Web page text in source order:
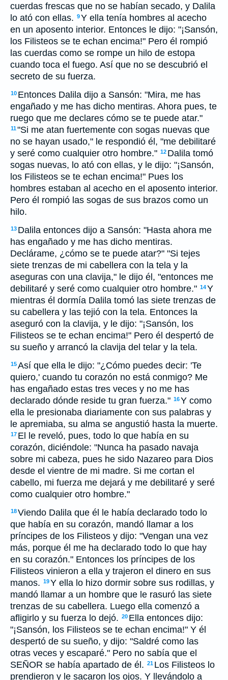
cuerdas frescas que no se habían secado, y Dalila
lo ató con ellas. 9Y ella tenía hombres al acecho
en un aposento interior. Entonces le dijo: "¡Sansón,
los Filisteos se te echan encima!" Pero él rompió
las cuerdas como se rompe un hilo de estopa
cuando toca el fuego. Así que no se descubrió el
secreto de su fuerza.
10 Entonces Dalila dijo a Sansón: "Mira, me has
engañado y me has dicho mentiras. Ahora pues, te
ruego que me declares cómo se te puede atar."
11"Si me atan fuertemente con sogas nuevas que
no se hayan usado," le respondió él, "me debilitaré
y seré como cualquier otro hombre." 12 Dalila tomó
sogas nuevas, lo ató con ellas, y le dijo: "¡Sansón,
los Filisteos se te echan encima!" Pues los
hombres estaban al acecho en el aposento interior.
Pero él rompió las sogas de sus brazos como un
hilo.
13 Dalila entonces dijo a Sansón: "Hasta ahora me
has engañado y me has dicho mentiras.
Declárame, ¿cómo se te puede atar?" "Si tejes
siete trenzas de mi cabellera con la tela y la
aseguras con una clavija," le dijo él, "entonces me
debilitaré y seré como cualquier otro hombre." 14Y
mientras él dormía Dalila tomó las siete trenzas de
su cabellera y las tejió con la tela. Entonces la
aseguró con la clavija, y le dijo: "¡Sansón, los
Filisteos se te echan encima!" Pero él despertó de
su sueño y arrancó la clavija del telar y la tela.
15Así que ella le dijo: "¿Cómo puedes decir: 'Te
quiero,' cuando tu corazón no está conmigo? Me
has engañado estas tres veces y no me has
declarado dónde reside tu gran fuerza." 16Y como
ella le presionaba diariamente con sus palabras y
le apremiaba, su alma se angustió hasta la muerte.
17 El le reveló, pues, todo lo que había en su
corazón, diciéndole: "Nunca ha pasado navaja
sobre mi cabeza, pues he sido Nazareo para Dios
desde el vientre de mi madre. Si me cortan el
cabello, mi fuerza me dejará y me debilitaré y seré
como cualquier otro hombre."
18Viendo Dalila que él le había declarado todo lo
que había en su corazón, mandó llamar a los
príncipes de los Filisteos y dijo: "Vengan una vez
más, porque él me ha declarado todo lo que hay
en su corazón." Entonces los príncipes de los
Filisteos vinieron a ella y trajeron el dinero en sus
manos. 19Y ella lo hizo dormir sobre sus rodillas, y
mandó llamar a un hombre que le rasuró las siete
trenzas de su cabellera. Luego ella comenzó a
afligirlo y su fuerza lo dejó. 20 Ella entonces dijo:
"¡Sansón, los Filisteos se te echan encima!" Y él
despertó de su sueño, y dijo: "Saldré como las
otras veces y escaparé." Pero no sabía que el
SEÑOR se había apartado de él. 21 Los Filisteos lo
prendieron y le sacaron los ojos. Y llevándolo a